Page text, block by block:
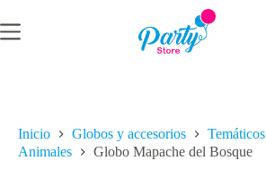
al
contenido
Inicio Globos y accesorios
Temáticos
Animales
Globo Mapache del Bosque